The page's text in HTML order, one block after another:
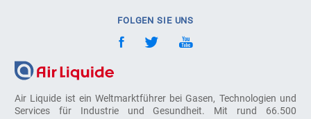
Air Liquide ist ein Weltmarktführer bei Gasen, Technologien und
Services für Industrie und Gesundheit. Mit rund 66.500
FOLGEN SIE UNS